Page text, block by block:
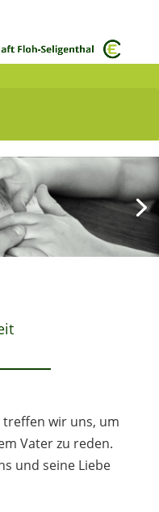
treffen wir uns, um
Vater zu reden.
und seine Liebe